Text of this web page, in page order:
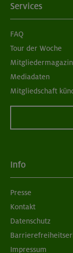
Services
FAQ
Tour der Woche
Mediadaten
Mitgliedschaft
Info
Presse
Kontakt
Datenschutz
Impressum